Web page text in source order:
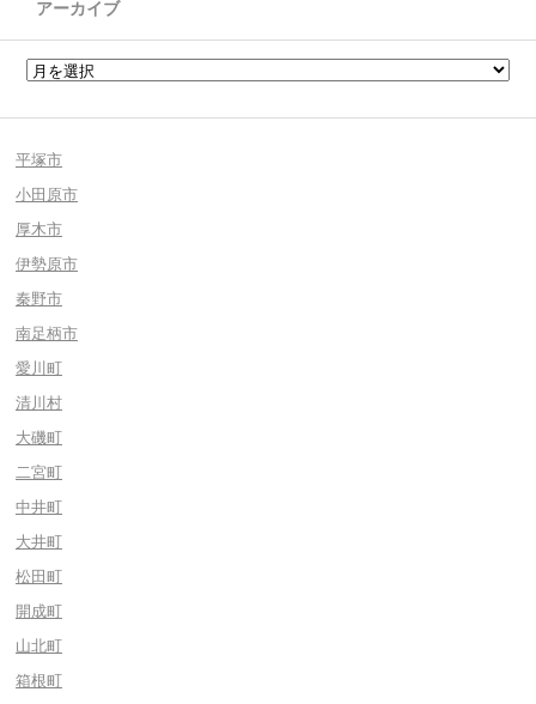
アーカイブ
平塚市
小田原市
厚木市
伊勢原市
秦野市
南足柄市
愛川町
清川村
大磯町
二宮町
中井町
大井町
松田町
開成町
山北町
箱根町